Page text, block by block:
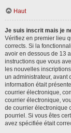
Haut
Je suis inscrit mais je
Vérifiez en premier lieu
corrects. Si la
avoir en dessous de 13
instructions que vous
les nouvelles
un administrateur, avant
information était
courrier électronique,
courrier électronique,
de courrier électronique
pourriel. Si vous êtes
avez spécifiée était